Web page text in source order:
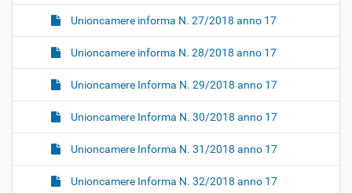
Unioncamere informa N. 27/2018 anno 17
Unioncamere informa N. 28/2018 anno 17
Unioncamere Informa N. 29/2018 anno 17
Unioncamere Informa N. 30/2018 anno 17
Unioncamere Informa N. 31/2018 anno 17
Unioncamere Informa N. 32/2018 anno 17